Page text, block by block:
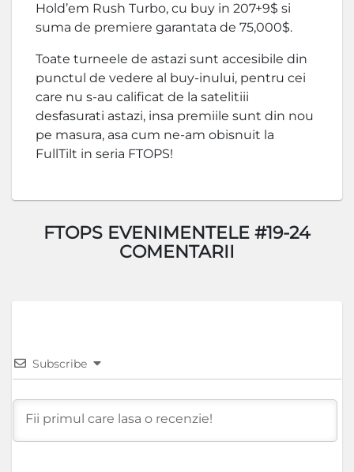
Hold’em Rush Turbo, cu buy in 207+9$ si
suma de premiere garantata de 75,000$.
Toate turneele de astazi sunt accesibile din
punctul de vedere al buy-inului, pentru cei
care nu s-au calificat de la satelitiii
desfasurati astazi, insa premiile sunt din nou
pe masura, asa cum ne-am obisnuit la
FullTilt in seria FTOPS!
FTOPS EVENIMENTELE #19-24
COMENTARII
Subscribe